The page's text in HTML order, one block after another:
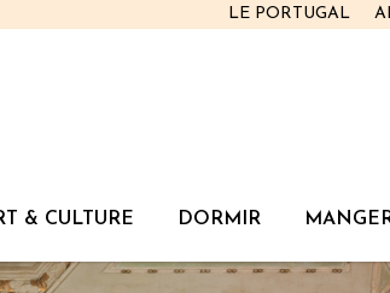
LE PORTUGAL
& CULTURE DORMIR